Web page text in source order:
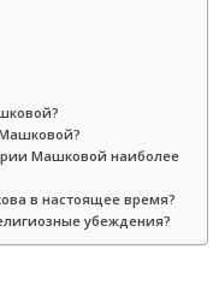
Машковой наиболее
в настоящее время?
убеждения?